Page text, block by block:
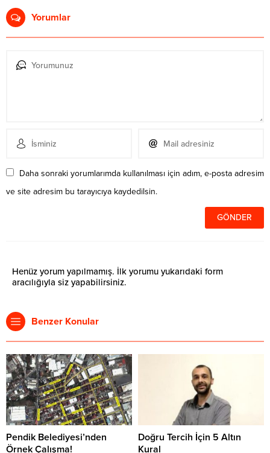
Yorumlar
Daha sonraki yorumlarımda kullanılması için adım, e-posta adresim
ve site adresim bu tarayıcıya kaydedilsin.
Henüz yorum yapılmamış. İlk yorumu yukarıdaki form
aracılığıyla siz yapabilirsiniz.
Benzer Konular
Pendik Belediyesi’nden
Örnek Çalışma!
Doğru Tercih İçin 5 Altın
Kural